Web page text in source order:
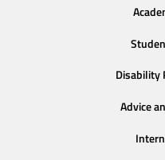
Disability
Advice